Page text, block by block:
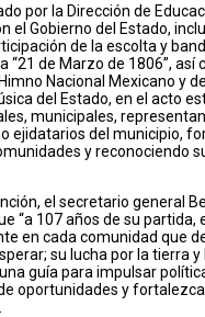
por la Dirección de
el Gobierno del Estado,
de la escolta y
“21 de Marzo de 1806”, así
Nacional Mexicano y
del Estado, en el acto
municipales,
ejidatarios del municipio,
y reconociendo
el secretario general
“a 107 años de su partida,
en cada comunidad que
su lucha por la tierra y
guía para impulsar
oportunidades y